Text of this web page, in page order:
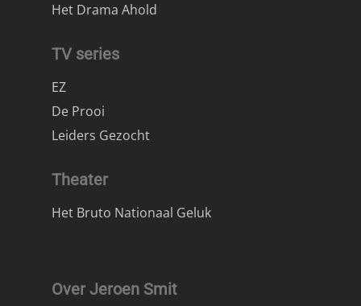
Het Drama Ahold
TV series
EZ
De Prooi
Leiders Gezocht
Theater
Het Bruto Nationaal Geluk
Over Jeroen Smit